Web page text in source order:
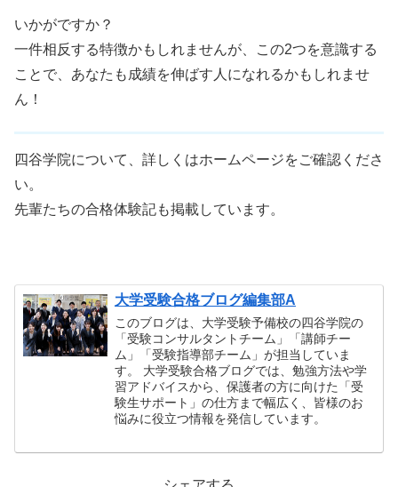
いかがですか？
一件相反する特徴かもしれませんが、この2つを意識する
ことで、あなたも成績を伸ばす人になれるかもしれませ
ん！
四谷学院について、詳しくはホームページをご確認くださ
い。
先輩たちの合格体験記も掲載しています。
大学受験合格ブログ編集部A
このブログは、大学受験予備校の四谷学院の
「受験コンサルタントチーム」「講師チー
ム」「受験指導部チーム」が担当していま
す。 大学受験合格ブログでは、勉強方法や学
習アドバイスから、保護者の方に向けた「受
験生サポート」の仕方まで幅広く、皆様のお
悩みに役立つ情報を発信しています。